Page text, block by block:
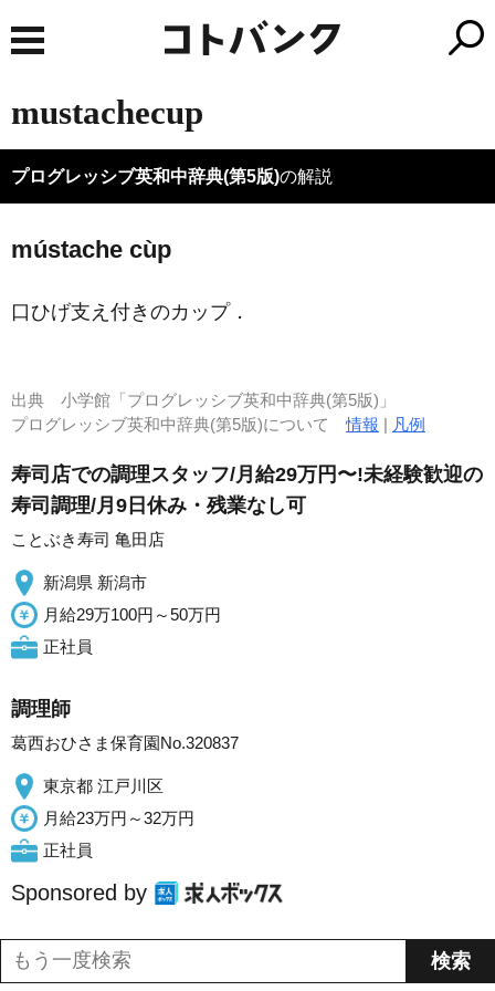
mustachecup
プログレッシブ英和中辞典(第5版)の解説
mústache cùp
口ひげ支え付きのカップ．
出典 小学館「プログレッシブ英和中辞典(第5版)」
プログレッシブ英和中辞典(第5版)について情報 | 凡例
寿司店での調理スタッフ/月給29万円〜!未経験歓迎の
寿司調理/月9日休み・残業なし可
ことぶき寿司 亀田店
新潟県 新潟市
月給29万100円～50万円
正社員
調理師
葛西おひさま保育園No.320837
東京都 江戸川区
月給23万円～32万円
正社員
Sponsored by